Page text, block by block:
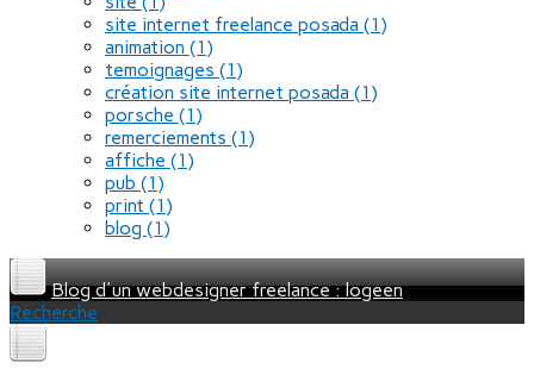
site internet freelance posada (1)
animation (1)
temoignages (1)
création site internet posada (1)
porsche (1)
remerciements (1)
affiche (1)
pub (1)
print (1)
blog (1)
Blog d'un webdesigner freelance : logeen
Recherche